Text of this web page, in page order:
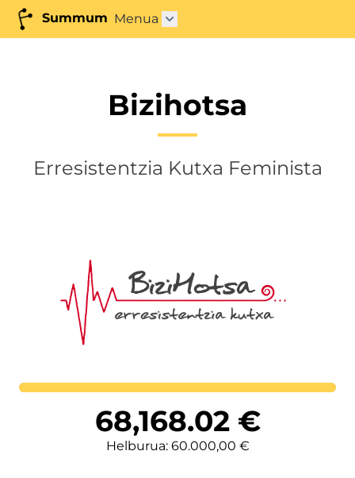
Summum Menua Azpimenua ireki"
Bizihotsa
Erresistentzia Kutxa Feminista
Lortutakoa
68,168.02€
Helburua: 60.000,00 €